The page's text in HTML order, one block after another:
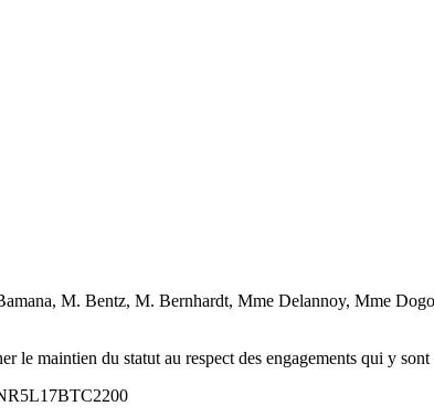
M. Bentz, M. Bernhardt, Mme Delannoy, Mme
le maintien du statut au respect des engagements qui y sont